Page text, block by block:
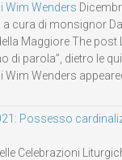
Wim Wenders
cura di monsignor
Maggiore The post
di parola”, dietro le
Wim Wenders
Possesso
Celebrazioni